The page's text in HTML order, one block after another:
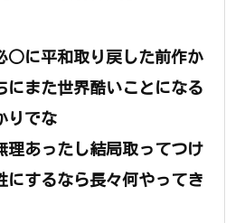
○に平和取り戻した前作か
にまた世界酷いことになる
りでな
理あったし結局取ってつけ
にするなら長々何やってき